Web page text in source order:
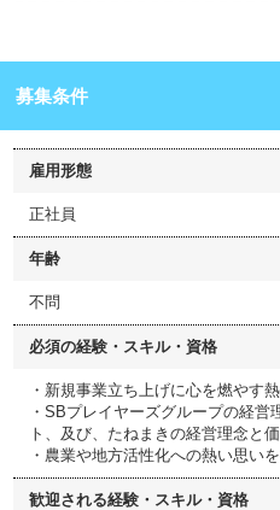
募集条件
雇用形態
正社員
年齢
不問
必須の経験・スキル・資格
・新規事業立ち上げに心を燃やす
・SBプレイヤーズグループの経
ト、及び、たねまきの経営理念と
・農業や地方活性化への熱い思い
歓迎される経験・スキル・資格